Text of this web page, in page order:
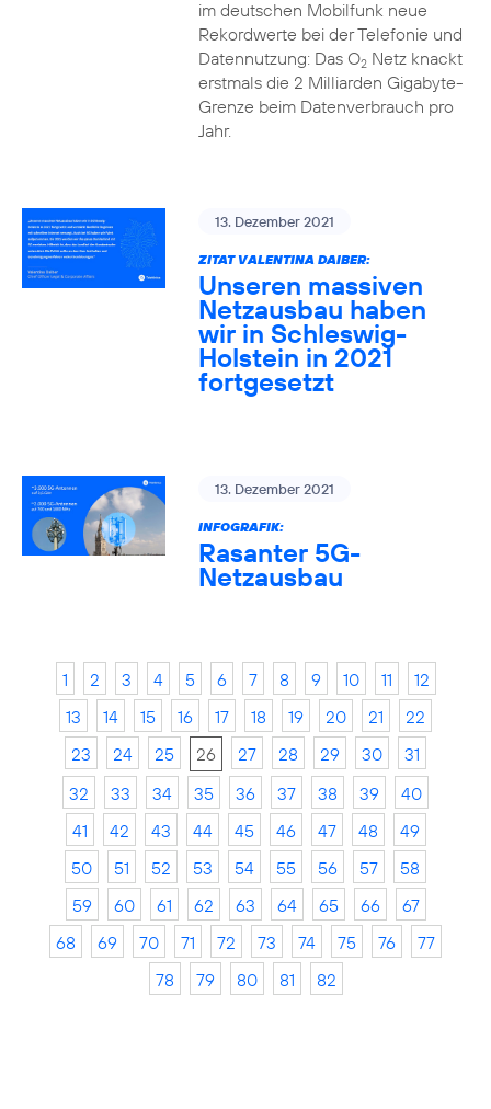
im deutschen Mobilfunk neue
Rekordwerte bei der Telefonie und
Datennutzung: Das O2Netz knackt
erstmals die 2 Milliarden Gigabyte-
Grenze beim Datenverbrauch pro
Jahr.
13. Dezember 2021
ZITAT VALENTINA DAIBER:
Unseren massiven
Netzausbau haben
wir in Schleswig-
Holstein in 2021
fortgesetzt
13. Dezember 2021
INFOGRAFIK:
Rasanter 5G-
Netzausbau
1 2 3 4 5 6 7 8 9 10 11
12
13
14 15 16 17 18 19 20 21
22
23
24 25 26 27 28 29 30
31
32
33 34 35 36 37 38 39
40
41
42 43 44 45 46 47 48
49
50
51 52 53 54 55 56 57
58
59
60 61 62 63 64 65 66
67
68
69 70 71 72 73 74 75 76
77
78
79 80 81 82